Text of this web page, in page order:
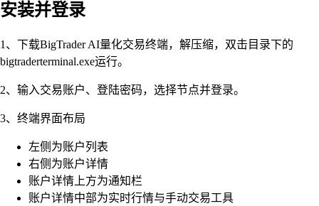
安装并登录
1、下载BigTrader AI量化交易终端，解压缩，双击目录下的
bigtraderterminal.exe运行。
2、输入交易账户、登陆密码，选择节点并登录。
3、终端界面布局
左侧为账户列表
右侧为账户详情
账户详情上方为通知栏
账户详情中部为实时行情与手动交易工具